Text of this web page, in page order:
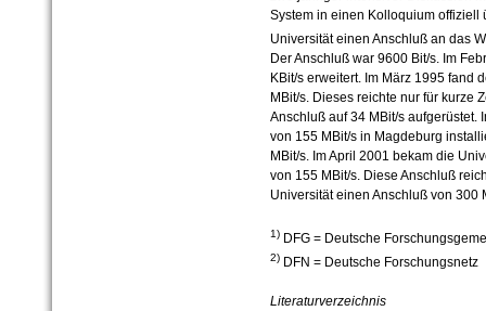
System in einen Kolloquium offiziell
Universität einen Anschluß an das
Der Anschluß war 9600 Bit/s. Im
KBit/s erweitert. Im März 1995 fand
MBit/s. Dieses reichte nur für kurze
Anschluß auf 34 MBit/s aufgerüstet.
von 155 MBit/s in Magdeburg
MBit/s. Im April 2001 bekam die
von 155 MBit/s. Diese Anschluß
Universität einen Anschluß von 300
1)DFG = Deutsche
2)DFN = Deutsche Forschungsnetz
Literaturverzeichnis